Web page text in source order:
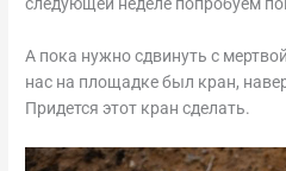
А пока нужно сдвинуть с
нас на площадке был кран,
Придется этот кран сделать.